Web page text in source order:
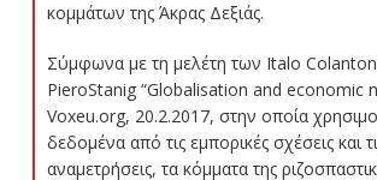
κομμάτων της Άκρας Δεξιάς.
Σύμφωνα με τη μελέτη των Italo
PieroStanig “Globalisation and economic
Voxeu.org, 20.2.2017, στην οποία
δεδομένα από τις εμπορικές σχέσεις και
αναμετρήσεις, τα κόμματα της